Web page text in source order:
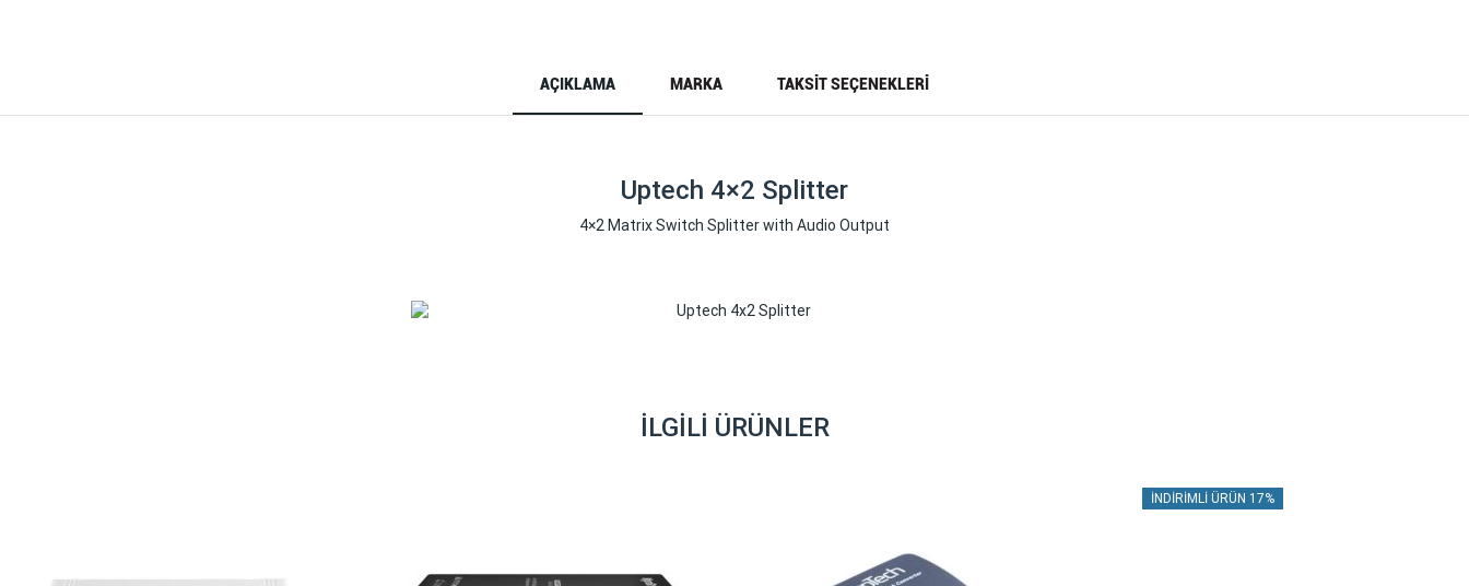
AÇIKLAMA MARKA TAKSIT SEÇENEKLERI
Uptech 4×2 Splitter
4×2 Matrix Switch Splitter with Audio Output
İLGILI ÜRÜNLER
İNDIRIMLI ÜRÜN 17%